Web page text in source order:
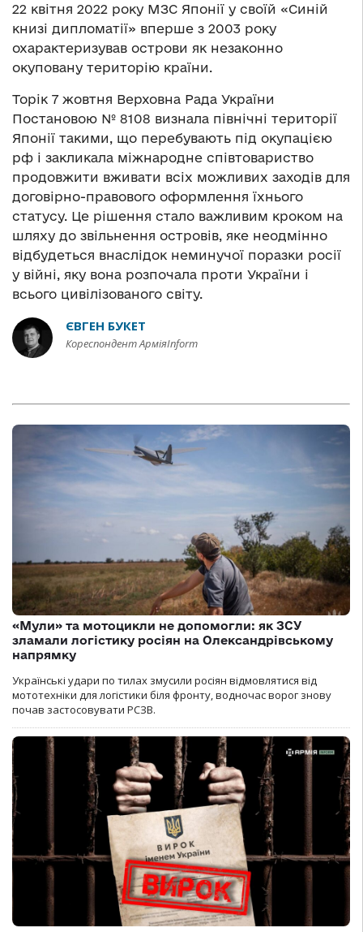
22 квітня 2022 року МЗС Японії у своїй «Синій
книзі дипломатії» вперше з 2003 року
охарактеризував острови як незаконно
окуповану територію країни.
Торік 7 жовтня Верховна Рада України
Постановою № 8108 визнала північні території
Японії такими, що перебувають під окупацією
рф і закликала міжнародне співтовариство
продовжити вживати всіх можливих заходів для
договірно-правового оформлення їхнього
статусу. Це рішення стало важливим кроком на
шляху до звільнення островів, яке неодмінно
відбудеться внаслідок неминучої поразки росії
у війні, яку вона розпочала проти України і
всього цивілізованого світу.
ЄВГЕН БУКЕТ
Кореспондент АрміяInform
«Мули» та мотоцикли не допомогли: як ЗСУ
зламали логістику росіян на Олександрівському
напрямку
Українські удари по тилах змусили росіян відмовлятися від
мототехніки для логістики біля фронту, водночас ворог знову
почав застосовувати РСЗВ.